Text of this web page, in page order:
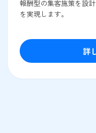
報酬型の集客施策を設
を実現します。
詳